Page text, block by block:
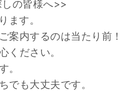
の皆様へ>>
ます。
案内するのは当たり前！
ください。
。
でも大丈夫です。